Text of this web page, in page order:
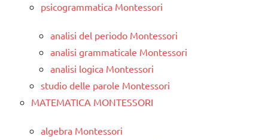
psicogrammatica Montessori
analisi del periodo Montessori
analisi grammaticale Montessori
analisi logica Montessori
studio delle parole Montessori
MATEMATICA MONTESSORI
algebra Montessori